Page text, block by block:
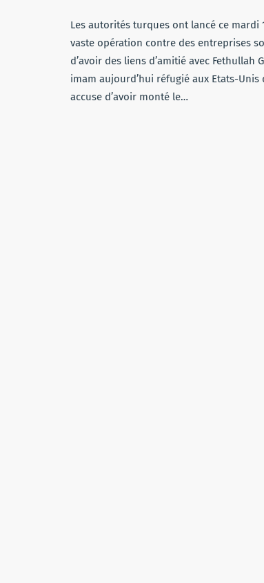
Les autorités turques ont lancé ce mardi
vaste opération contre des entreprises
d’avoir des liens d’amitié avec Fethullah
imam aujourd’hui réfugié aux Etats-Unis
accuse d’avoir monté le…